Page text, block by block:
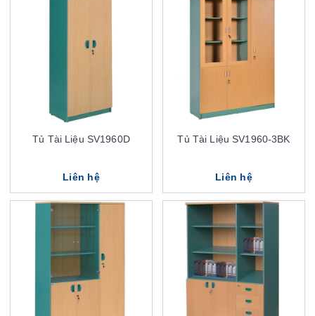
Tủ Tài Liệu SV1960D
Liên hệ
Tủ Tài Liệu SV1960-3BK
Liên hệ